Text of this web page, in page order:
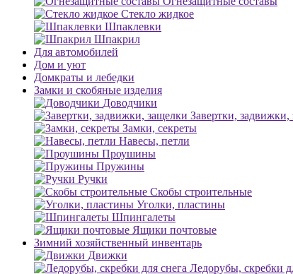
Стекло жидкое
Шпаклевки
Шпакрил
Для автомобилей
Дом и уют
Домкраты и лебедки
Замки и скобяные изделия
Доводчики
Завертки, задвижки,
Замки, секреты
Навесы, петли
Проушины
Пружины
Ручки
Скобы строительные
Уголки, пластины
Шпингалеты
Ящики почтовые
Зимний хозяйственный инвентарь
Движки
Ледорубы, скребки